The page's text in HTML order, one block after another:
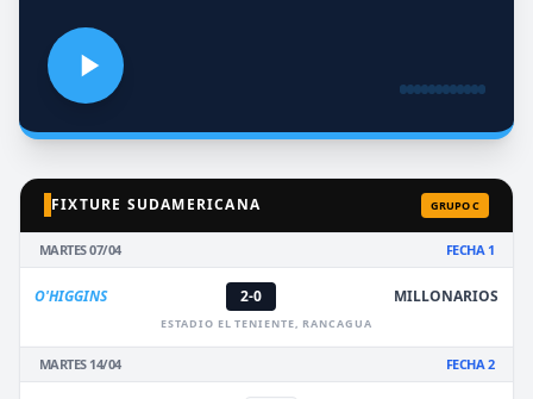
FIXTURE SUDAMERICANA GRUPO C
MARTES 07/04 FECHA 1
O'HIGGINS 2-0 MILLONARIOS
ESTADIO EL TENIENTE, RANCAGUA
MARTES 14/04 FECHA 2